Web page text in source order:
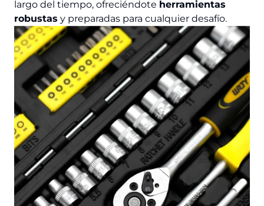
largo del tiempo, ofreciéndote herramientas
robustas y preparadas para cualquier desafío.